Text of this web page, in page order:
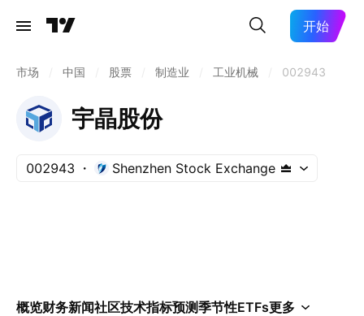
开始
市场 中国 股票 制造业 工业机械 002943
宇晶股份
002943 Shenzhen Stock Exchange
概览财务新闻社区技术指标预测季节性ETFs更多